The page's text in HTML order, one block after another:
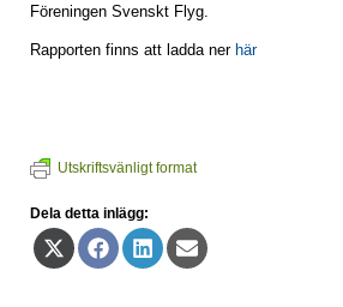
Föreningen Svenskt Flyg.
Rapporten finns att ladda ner här
Utskriftsvänligt format
Dela detta inlägg:
Dela
på
Dela
på
Dela
på
Dela
på